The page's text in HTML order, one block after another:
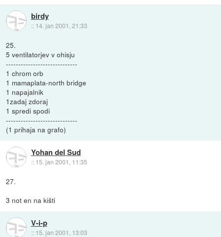
birdy
:: 14. jan 2001, 21:33
25.
5 ventilatorjev v ohisju
-----------------------------
1 chrom orb
1 mamaplata-north bridge
1 napajalnik
1zadaj zdoraj
1 spredi spodi
-----------------------------
(1 prihaja na grafo)
Yohan del Sud
:: 15. jan 2001, 11:35
27.
3 not en na kišti
V-i-p
:: 15. jan 2001, 13:03